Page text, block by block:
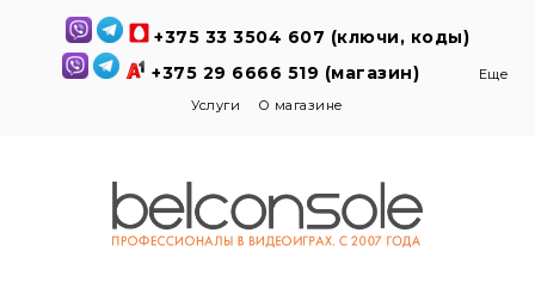
+375 33 3504 607 (ключи, коды)
+375 29 6666 519 (магазин)
Еще
Услуги
О магазине